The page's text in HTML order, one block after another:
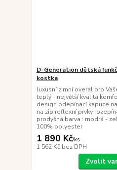
D-Generation dětská
kostka
luxusní zimní overal pro
teplý - největší kvalita
design odepínací kapuce
na zip reflexní prvky
prodyšná barva : modrá -
100% polyester
1 890 Kč/ks
1 562 Kč bez DPH
Zvolit